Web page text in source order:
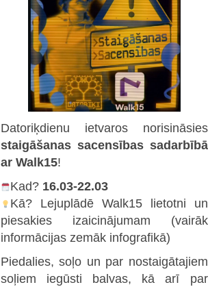
Datoriķdienu ietvaros norisināsies
staigāšanas sacensības sadarbībā
ar Walk15!
Kad? 16.03-22.03
Kā? Lejuplādē Walk15 lietotni un
piesakies izaicinājumam (vairāk
informācijas zemāk infografikā)
Piedalies, soļo un par nostaigātajiem
soļiem iegūsti balvas, kā arī par